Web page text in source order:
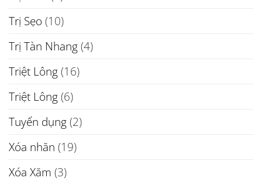
Trị Sẹo (10)
Trị Tàn Nhang(4)
Triệt Lông(16)
Triệt Lông(6)
Tuyển dụng(2)
Xóa nhăn (19)
Xóa Xăm (3)